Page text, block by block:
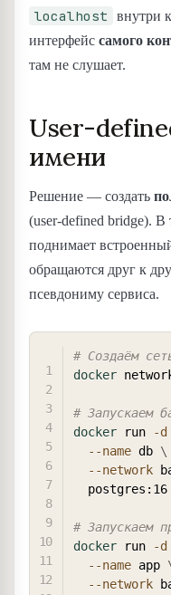
localhost
внутри
интерфейс самого
там не слушает.
User-
имени
Решение — создать
(user-defined bridge). В
поднимает
обращаются друг к
псевдониму сервиса.
# Создаём
docker
# Запускаем
docker run -d
--name db \
--network
# Запускаем
docker run -d
--name app
--network